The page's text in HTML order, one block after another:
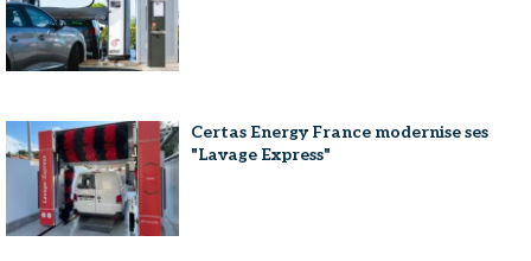
Certas Energy France modernise ses
"Lavage Express"